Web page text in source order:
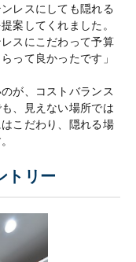
レスにしても隠れる
案してくれました。
スにこだわって予算
って良かったです」
が、コストバランス
、見えない場所では
こだわり、隠れる場
トリー